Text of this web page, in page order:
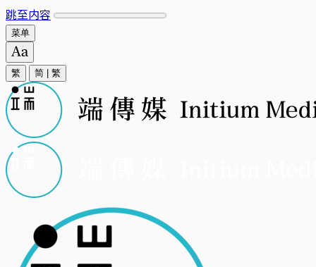
跳至内容
菜单
繁 简 繁